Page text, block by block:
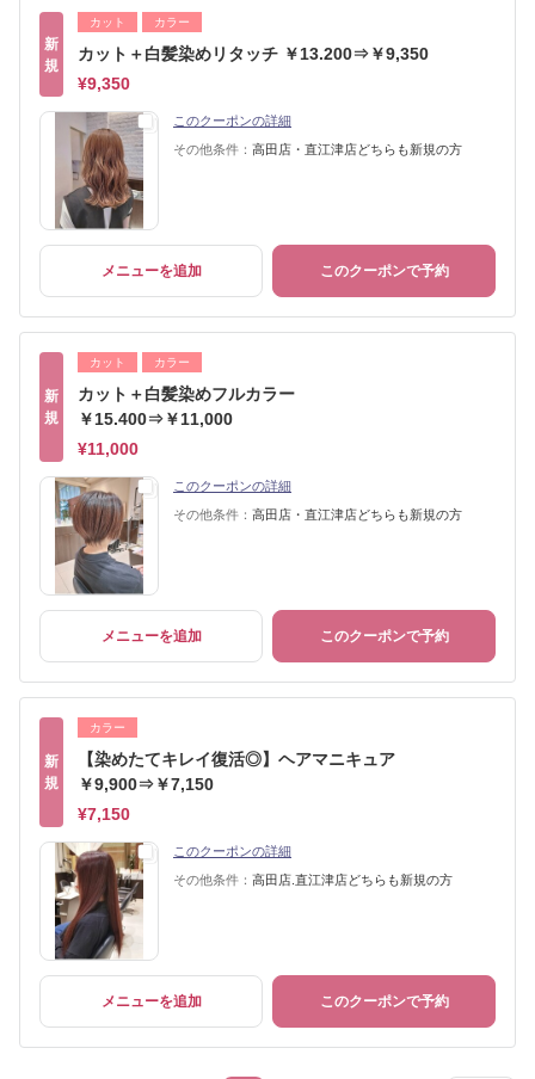
新
規
カット カラー
カット＋白髪染めリタッチ ￥13.200⇒￥9,350
¥9,350
このクーポンの詳細
その他条件： 高田店・直江津店どちらも新規の方
メニューを追加 このクーポンで予約
新
規
カット カラー
カット＋白髪染めフルカラー
￥15.400⇒￥11,000
¥11,000
このクーポンの詳細
その他条件： 高田店・直江津店どちらも新規の方
メニューを追加 このクーポンで予約
新
規
カラー
【染めたてキレイ復活◎】ヘアマニキュア
￥9,900⇒￥7,150
¥7,150
このクーポンの詳細
その他条件： 高田店.直江津店どちらも新規の方
メニューを追加 このクーポンで予約